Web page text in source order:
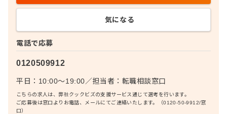
電話で応募
0120509912
平日：10:00〜19:00／担当者： 転職相談窓口
こちらの求人は、弊社クックビズの支援サービス通じて選考を行います。
ご応募後は窓口よりお電話、メールにてご連絡いたします。（0120-50-9912/窓
口）
気になる